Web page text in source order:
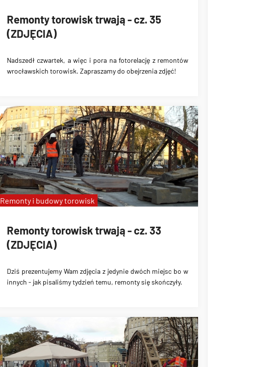
Remonty torowisk trwają - cz. 35
(ZDJĘCIA)
Nadszedł czwartek, a więc i pora na fotorelację z remontów
wrocławskich torowisk. Zapraszamy do obejrzenia zdjęć!
Remonty torowisk trwają - cz. 33
(ZDJĘCIA)
Dziś prezentujemy Wam zdjęcia z jedynie dwóch miejsc bo w
innych - jak pisaliśmy tydzień temu, remonty się skończyły.
Remonty i budowy torowisk